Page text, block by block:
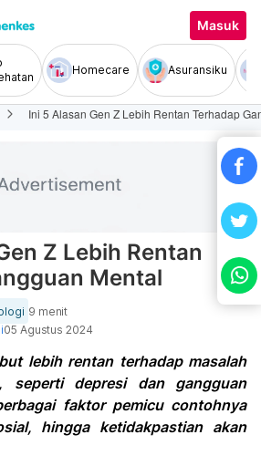
Masuk
Homecare Asuransiku
Ini 5 Alasan Gen Z Lebih Rentan Terhadap
Z Lebih Rentan
Mental
9 menit
05 Agustus 2024
lebih rentan terhadap masalah
seperti depresi dan gangguan
faktor pemicu contohnya
hingga ketidakpastian akan